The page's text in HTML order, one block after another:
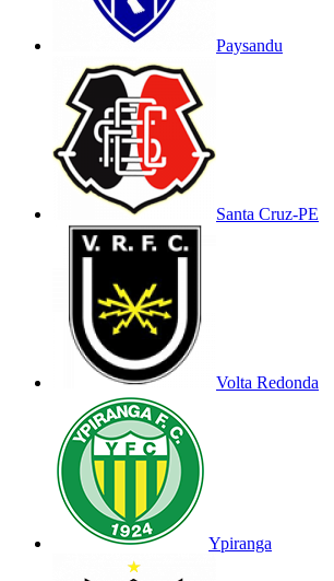
Paysandu
Santa Cruz-PE
Volta Redonda
Ypiranga